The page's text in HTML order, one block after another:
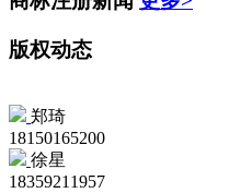
版权动态
郑琦
18150165200
徐星
18359211957